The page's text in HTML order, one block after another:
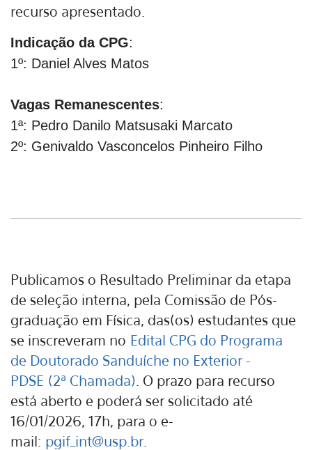
recurso apresentado.
Indicação da CPG:
1º: Daniel Alves Matos
Vagas Remanescentes:
1ª: Pedro Danilo Matsusaki Marcato
2º: Genivaldo Vasconcelos Pinheiro Filho
Publicamos o Resultado Preliminar da etapa
de seleção interna, pela Comissão de Pós-
graduação em Física, das(os) estudantes que
se inscreveram no Edital CPG do Programa
de Doutorado Sanduíche no Exterior -
PDSE (2ª Chamada) . O prazo para recurso
está aberto e poderá ser solicitado até
16/01/2026, 17h, para o e-
mail: pgif_int@usp.br